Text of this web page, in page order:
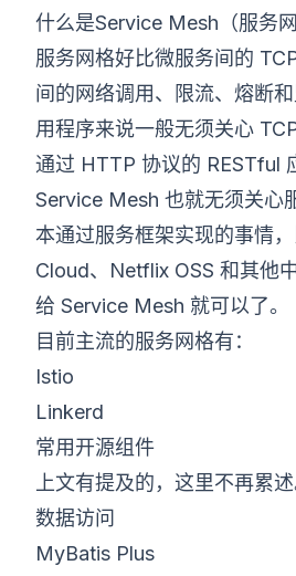
什么是Service Mesh（服务网
服务网格好比微服务间的
间的网络调用、限流、熔断
用程序来说一般无须关心
通过 HTTP 协议的 RESTful
Service Mesh 也就无须关心
本通过服务框架实现的事情
Cloud、Netflix OSS 和其他
给 Service Mesh 就可以了。
目前主流的服务网格有：
Istio
Linkerd
常用开源组件
上文有提及的，这里不再累述
数据访问
MyBatis Plus